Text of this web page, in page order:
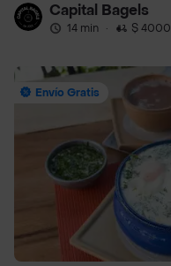
Capital Bagels
14 min · $ 4000
Envío Gratis